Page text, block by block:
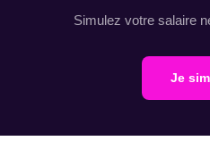
Simulez votre salaire
Je